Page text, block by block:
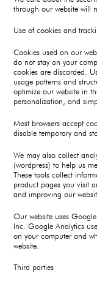
through our website will
Use of cookies and
Cookies used on our
do not stay on your
cookies are discarded.
usage patterns and
optimize our website in
personalization, and
Most browsers accept
disable temporary and
We may also collect
(wordpress) to help us
These tools collect
product pages you visit
and improving our
Our website uses
Inc. Google Analytics
on your computer and
website.
Third parties